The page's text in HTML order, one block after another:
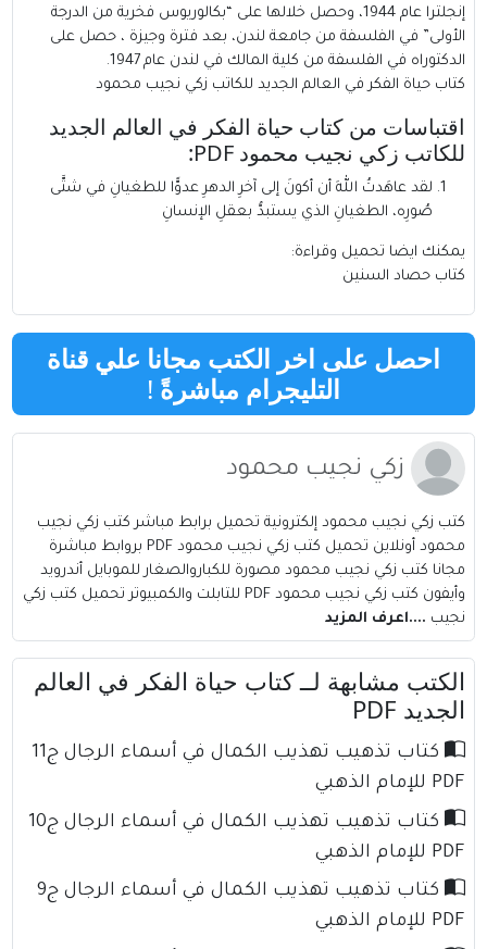
إنجلترا عام 1944، وحصل خلالها على “بكالوريوس فخرية من الدرجة
الأولى” في الفلسفة من جامعة لندن، بعد فترة وجيزة ، حصل على
الدكتوراه في الفلسفة من كلية المالك في لندن عام 1947.
كتاب حياة الفكر في العالم الجديد للكاتب زكي نجيب محمود
اقتباسات من كتاب حياة الفكر في العالم الجديد
للكاتب زكي نجيب محمود PDF:
لقد عاهَدتُ اللهَ أن أكونَ إلى آخرِ الدهرِ عدوًّا للطغيانِ في شتَّى
صُورِه، الطغيانِ الذي يستبدُّ بعقلِ الإنسانِ
يمكنك ايضا تحميل وقراءة:
كتاب حصاد السنين
احصل على اخر الكتب مجانا علي قناة
التليجرام مباشرةً !
زكي نجيب محمود
كتب زكي نجيب محمود إلكترونية تحميل برابط مباشر كتب زكي نجيب
محمود أونلاين تحميل كتب زكي نجيب محمود PDF بروابط مباشرة
مجانا كتب زكي نجيب محمود مصورة للكباروالصغار للموبايل أندرويد
وأيفون كتب زكي نجيب محمود PDF للتابلت والكمبيوتر تحميل كتب زكي
نجيب ....اعرف المزيد
الكتب مشابهة لــ كتاب حياة الفكر في العالم
الجديد PDF
كتاب تذهيب تهذيب الكمال في أسماء الرجال ج11
PDF للإمام الذهبي
كتاب تذهيب تهذيب الكمال في أسماء الرجال ج10
PDF للإمام الذهبي
كتاب تذهيب تهذيب الكمال في أسماء الرجال ج9
PDF للإمام الذهبي